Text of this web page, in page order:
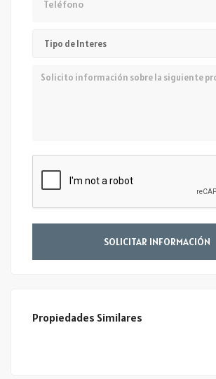
Mensaje
SOLICITAR INFORMACIÓN
Propiedades Similares